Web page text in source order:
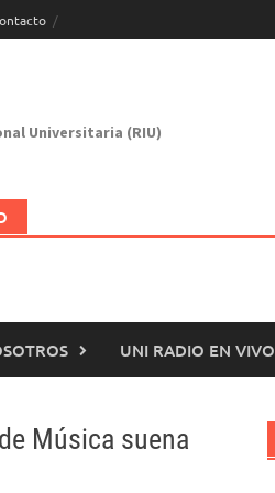
Universitaria (RIU)
UNI RADIO EN VIVO
Música suena